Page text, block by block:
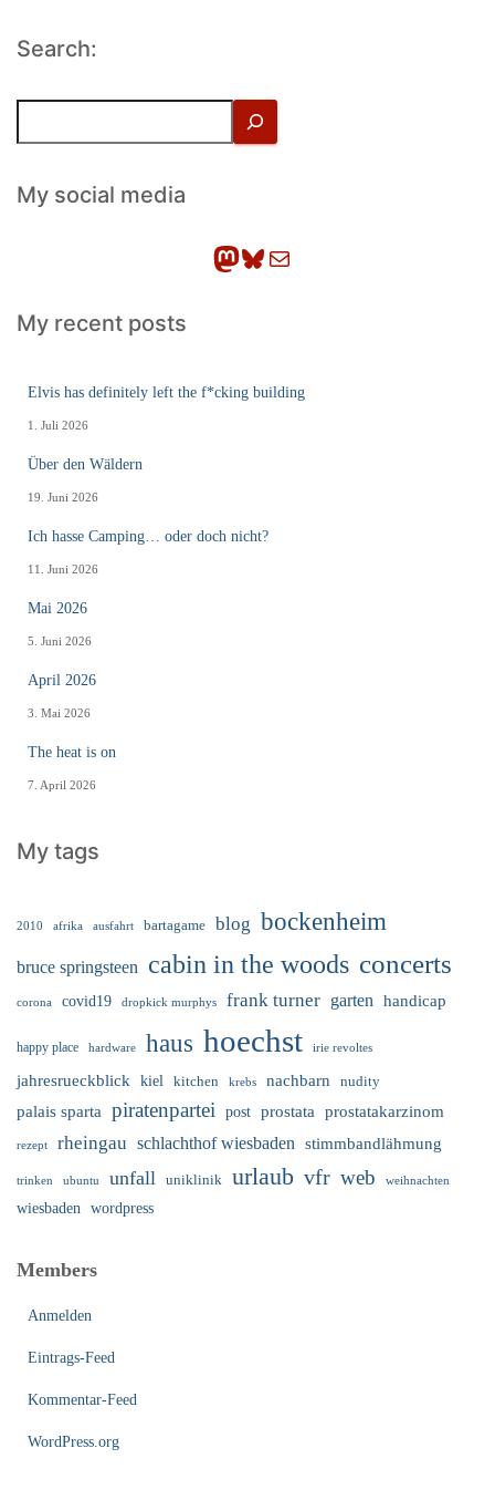
Search:
h
eMy social media
Mastodon Bluesky E-Mail
My recent posts
Elvis has definitely left the f*cking building
1. Juli 2026
Über den Wäldern
19. Juni 2026
Ich hasse Camping… oder doch nicht?
11. Juni 2026
Mai 2026
5. Juni 2026
April 2026
3. Mai 2026
The heat is on
7. April 2026
My tags
2010 afrika ausfahrt bartagame blog bockenheim
bruce springsteen cabin in the woods concerts
corona covid19 dropkick murphys frank turner garten handicap
happy place hardware haus hoechst irie revoltes
jahresrueckblick kiel kitchen krebs nachbarn nudity
palais sparta piratenpartei post prostata prostatakarzinom
rezept rheingau schlachthof wiesbaden stimmbandlähmung
trinken ubuntu unfall uniklinik urlaub vfr web weihnachten
wiesbaden wordpress
Members
Anmelden
Eintrags-Feed
Kommentar-Feed
WordPress.org